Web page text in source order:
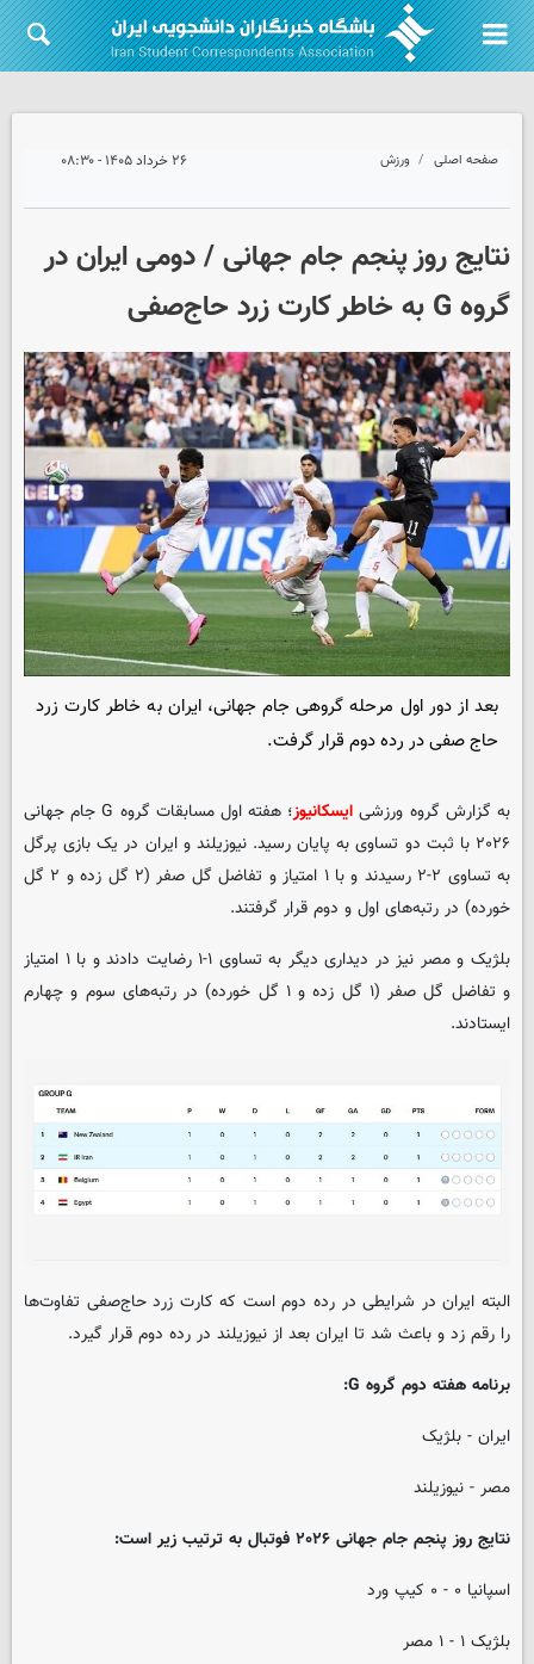
صفحه اصلی ورزش ۲۶ خرداد ۱۴۰۵ - ۰۸:۳۰
نتایج روز پنجم جام جهانی / دومی ایران در
گروه G به خاطر کارت زرد حاج‌صفی
بعد از دور اول مرحله گروهی جام جهانی، ایران به خاطر کارت زرد
حاج صفی در رده دوم قرار گرفت.
به گزارش گروه ورزشی ایسکانیوز
؛ هفته اول مسابقات گروه G جام جهانی
۲۰۲۶ با ثبت دو تساوی به پایان رسید. نیوزیلند و ایران در یک بازی پرگل
به تساوی ۲-۲ رسیدند و با ۱ امتیاز و تفاضل گل صفر (۲ گل زده و ۲ گل
خورده) در رتبه‌های اول و دوم قرار گرفتند.
بلژیک و مصر نیز در دیداری دیگر به تساوی ۱-۱ رضایت دادند و با ۱ امتیاز
و تفاضل گل صفر (۱ گل زده و ۱ گل خورده) در رتبه‌های سوم و چهارم
ایستادند.
البته ایران در شرایطی در رده دوم است که کارت زرد حاج‌صفی تفاوت‌ها
را رقم زد و باعث شد تا ایران بعد از نیوزیلند در رده دوم قرار گیرد.
برنامه هفته دوم گروه G:
ایران - بلژیک
مصر - نیوزیلند
نتایج روز پنجم جام جهانی ۲۰۲۶ فوتبال به ترتیب زیر است:
اسپانیا ۰ - ۰ کیپ ورد
بلژیک ۱ - ۱ مصر